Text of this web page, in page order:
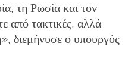
τη Ρωσία και τον
από τακτικές, αλλά
διεμήνυσε ο υπουργός